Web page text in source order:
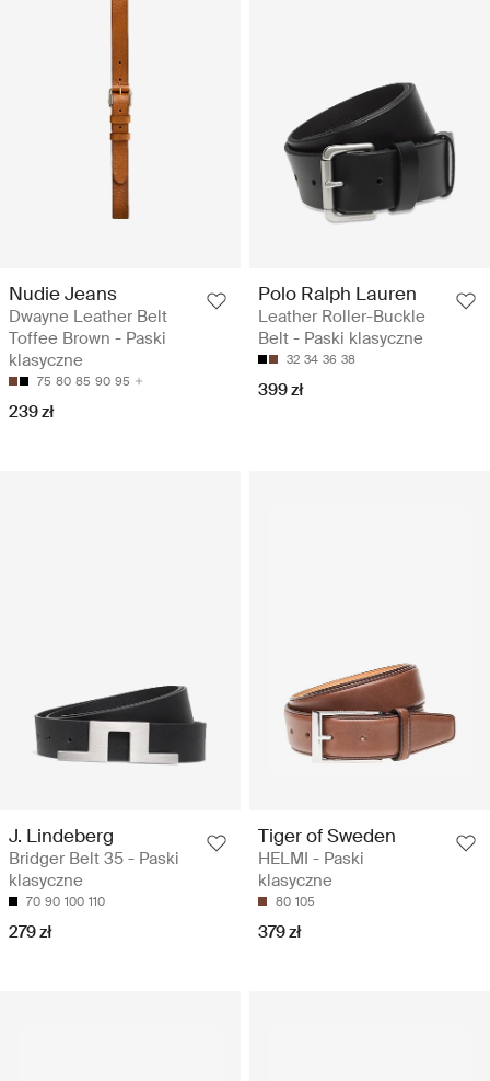
Nudie Jeans
Dwayne Leather Belt
Toffee Brown - Paski
klasyczne
75 80 85 90 95
239 zł
Polo Ralph Lauren
Leather Roller-Buckle
Belt - Paski klasyczne
32 34 36 38
399 zł
J. Lindeberg
Bridger Belt 35 - Paski
klasyczne
70 90 100 110
279 zł
Tiger of Sweden
HELMI - Paski
klasyczne
80 105
379 zł